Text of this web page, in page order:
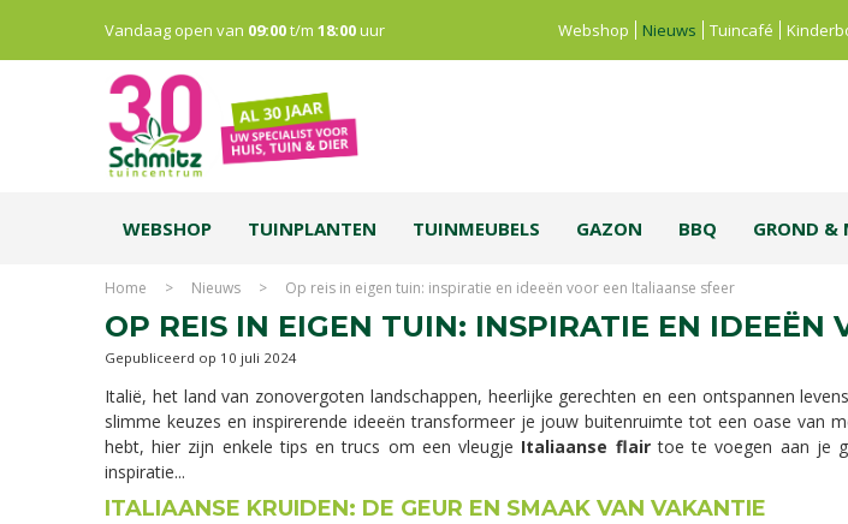
Home > Nieuws > Op reis in eigen tuin: inspiratie en ideeën voor een Italiaanse sfeer
Vandaag open van 09:00t/m 18:00uur Webshop Nieuws Tuincafé
WEBSHOP TUINPLANTEN TUINMEUBELS GAZON BBQ GROND &
OP REIS IN EIGEN TUIN: INSPIRATIE EN IDEEËN
Gepubliceerd op 10 juli 2024
Italië, het land van zonovergoten landschappen, heerlijke gerechten en een ontspannen
slimme keuzes en inspirerende ideeën transformeer je jouw buitenruimte tot een oase van
hebt, hier zijn enkele tips en trucs om een vleugje Italiaanse flairtoe te voegen aan je
inspiratie...
ITALIAANSE KRUIDEN: DE GEUR EN SMAAK VAN VAKANTIE